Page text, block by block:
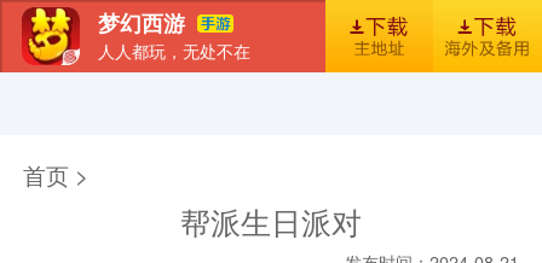
梦幻西游
人人都玩，无处不在
首页 >
帮派生日派对